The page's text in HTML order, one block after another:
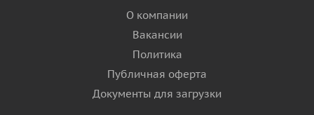
О компании
Вакансии
Политика
Публичная оферта
Документы для загрузки